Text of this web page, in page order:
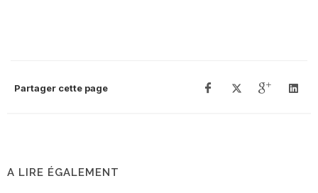
Partager cette page
A LIRE ÉGALEMENT